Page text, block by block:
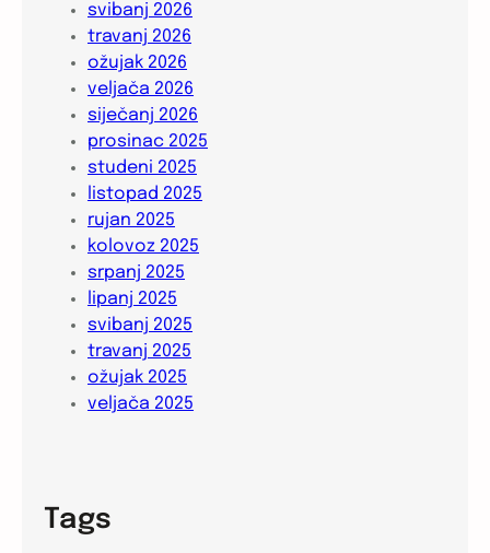
svibanj 2026
travanj 2026
ožujak 2026
veljača 2026
siječanj 2026
prosinac 2025
studeni 2025
listopad 2025
rujan 2025
kolovoz 2025
srpanj 2025
lipanj 2025
svibanj 2025
travanj 2025
ožujak 2025
veljača 2025
Tags